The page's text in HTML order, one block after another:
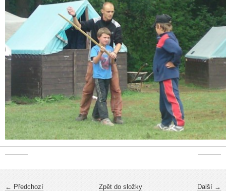
← Předchozí Další →
Zpět do složky